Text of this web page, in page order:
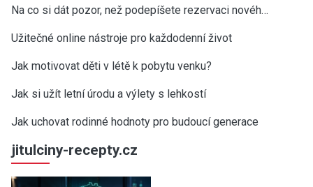
Na co si dát pozor, než podepíšete rezervaci novéh…
Užitečné online nástroje pro každodenní život
Jak motivovat děti v létě k pobytu venku?
Jak si užít letní úrodu a výlety s lehkostí
Jak uchovat rodinné hodnoty pro budoucí generace
jitulciny-recepty.cz